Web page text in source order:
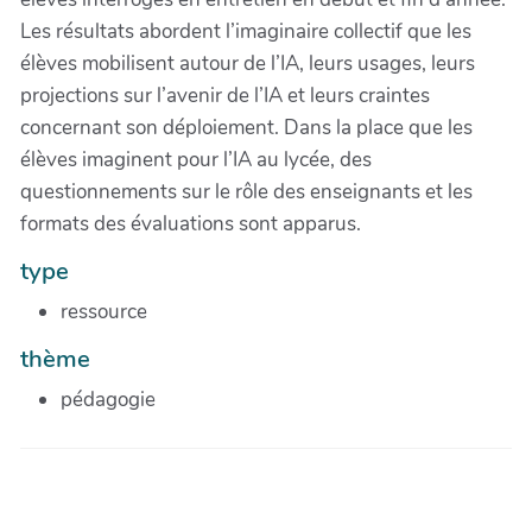
Les résultats abordent l’imaginaire collectif que les
élèves mobilisent autour de l’IA, leurs usages, leurs
projections sur l’avenir de l’IA et leurs craintes
concernant son déploiement. Dans la place que les
élèves imaginent pour l’IA au lycée, des
questionnements sur le rôle des enseignants et les
formats des évaluations sont apparus.
type
ressource
thème
pédagogie